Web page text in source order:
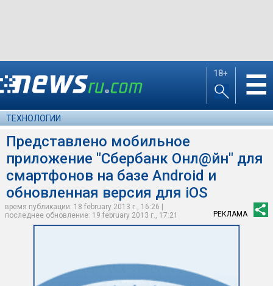
18+ ☰
ТЕХНОЛОГИИ
Представлено мобильное
приложение "Сбербанк Онл@йн" для
смартфонов на базе Android и
обновленная версия для iOS
время публикации: 18 february 2013 г., 16:26 |
последнее обновление: 19 february 2013 г., 17:21
РЕКЛАМА